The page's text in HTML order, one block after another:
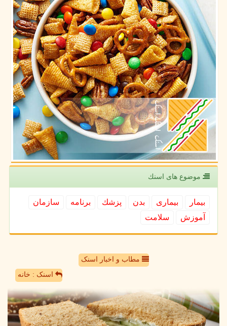
موضوع های اسنك
بیمار بیماری بدن پزشك برنامه
سازمان
آموزش
سلامت
مطاب و اخبار اسنک
اسنک : خانه